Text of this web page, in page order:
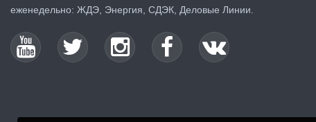
еженедельно: ЖДЭ, Энергия, СДЭК, Деловые Линии.